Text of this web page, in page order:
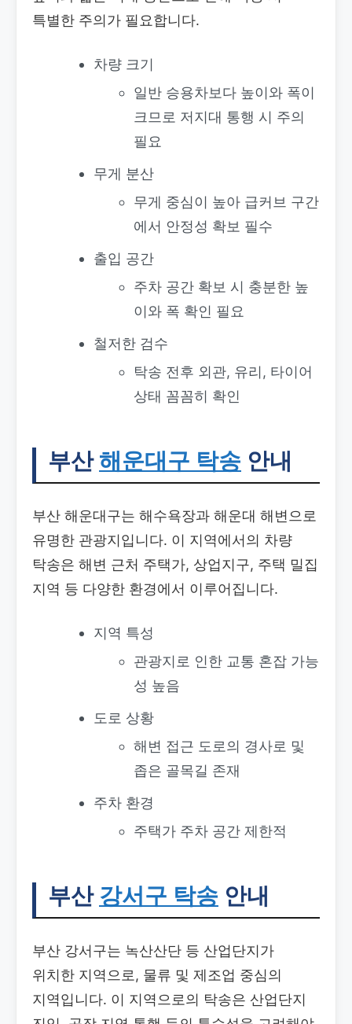
특별한 주의가 필요합니다.
차량 크기
일반 승용차보다 높이와 폭이
크므로 저지대 통행 시 주의
필요
무게 분산
무게 중심이 높아 급커브 구간
에서 안정성 확보 필수
출입 공간
주차 공간 확보 시 충분한 높
이와 폭 확인 필요
철저한 검수
탁송 전후 외관, 유리, 타이어
상태 꼼꼼히 확인
부산 해운대구 탁송 안내
부산 해운대구는 해수욕장과 해운대 해변으로
유명한 관광지입니다. 이 지역에서의 차량
탁송은 해변 근처 주택가, 상업지구, 주택 밀집
지역 등 다양한 환경에서 이루어집니다.
지역 특성
관광지로 인한 교통 혼잡 가능
성 높음
도로 상황
해변 접근 도로의 경사로 및
좁은 골목길 존재
주차 환경
주택가 주차 공간 제한적
부산 강서구 탁송 안내
부산 강서구는 녹산산단 등 산업단지가
위치한 지역으로, 물류 및 제조업 중심의
지역입니다. 이 지역으로의 탁송은 산업단지